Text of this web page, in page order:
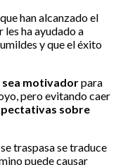
han alcanzado el
ha ayudado a
y que el éxito
motivadorpara
pero evitando caer
sobre
traspasa se traduce
puede causar